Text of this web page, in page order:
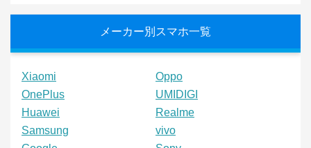
メーカー別スマホ一覧
Xiaomi
Oppo
OnePlus
UMIDIGI
Huawei
Realme
Samsung
vivo